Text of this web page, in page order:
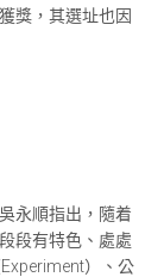
獎，其選址也因
永順指出，隨着
段有特色、處處
）、公